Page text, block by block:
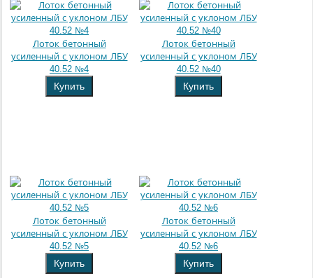
Лоток бетонный
усиленный с уклоном ЛБУ
40.52 №4
Купить
Лоток бетонный
усиленный с уклоном ЛБУ
40.52 №40
Купить
Лоток бетонный
усиленный с уклоном ЛБУ
40.52 №5
Купить
Лоток бетонный
усиленный с уклоном ЛБУ
40.52 №6
Купить